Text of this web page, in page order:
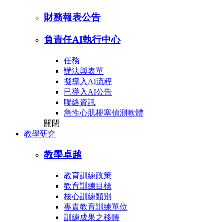
財務報表公告
負責任AI執行中心
任務
辦法與表單
擬導入AI流程
已導入AI公告
聯絡資訊
急性心肌梗塞偵測軟體
關閉
教學研究
教學卓越
教育訓練政策
教育訓練目標
核心訓練類別
專責教育訓練單位
訓練成果之移轉